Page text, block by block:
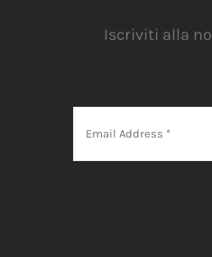
Iscriviti alla